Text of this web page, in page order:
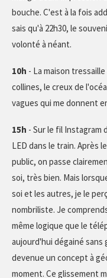
bouche. C'est à la fois
sais qu'à 22h30, le
volonté à néant.
10h - La maison
collines, le creux de
vagues qui me donnent
15h - Sur le fil Instagram
LED dans le train. Après
public, on passe
soi, très bien. Mais
soi et les autres, je le
nombriliste. Je
même logique que le
aujourd'hui dégainé sans
devenue un concept à
moment. Ce glissement